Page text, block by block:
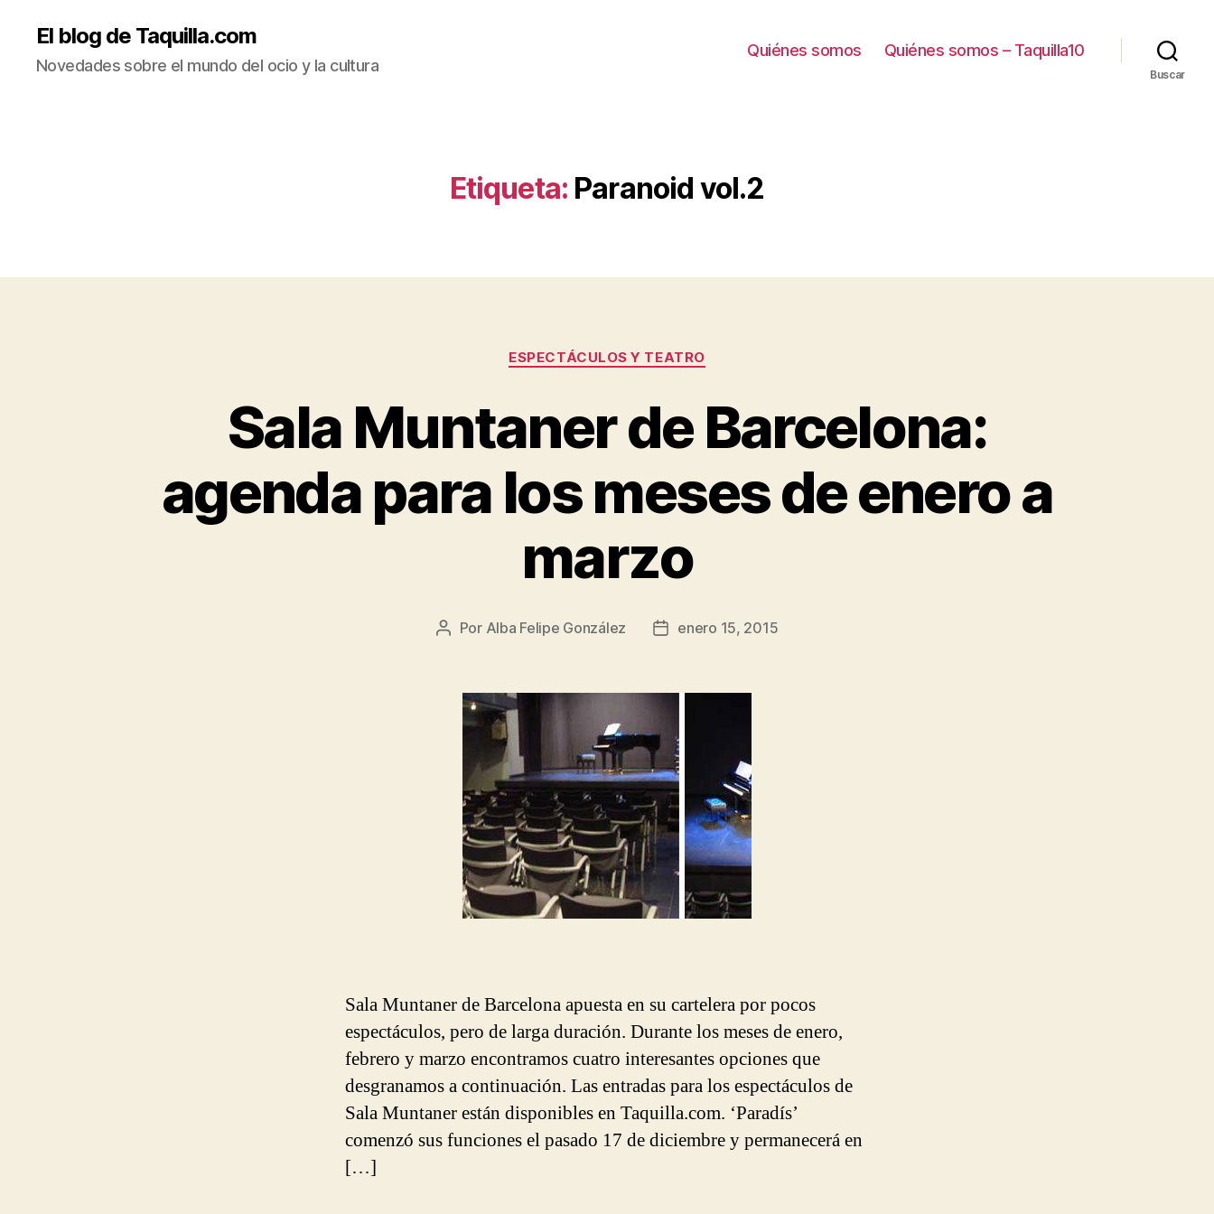
El blog de Taquilla.com
Novedades sobre el mundo del ocio y la cultura
Quiénes somos Quiénes somos – Taquilla10
Buscar
Etiqueta: Paranoid vol.2
Categorías
ESPECTÁCULOS Y TEATRO
Sala Muntaner de Barcelona:
agenda para los meses de enero a
marzo
Autor
entrada
Por Alba Felipe González
Fecha
entrada
enero 15, 2015
Sala Muntaner de Barcelona apuesta en su cartelera por pocos
espectáculos, pero de larga duración. Durante los meses de enero,
febrero y marzo encontramos cuatro interesantes opciones que
desgranamos a continuación. Las entradas para los espectáculos de
Sala Muntaner están disponibles en Taquilla.com. ‘Paradís’
comenzó sus funciones el pasado 17 de diciembre y permanecerá en
[…]